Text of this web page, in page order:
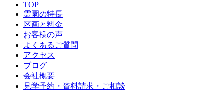
TOP
霊園の特長
区画と料金
お客様の声
よくあるご質問
アクセス
ブログ
会社概要
見学予約・資料請求・ご相談